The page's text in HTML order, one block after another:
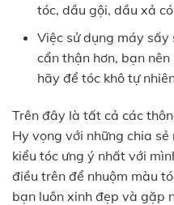
tóc, dầu gội, dầu xả
Việc sử dụng máy sấy
cẩn thận hơn, bạn
hãy để tóc khô tự
Trên đây là tất cả các
Hy vọng với những chia
kiểu tóc ưng ý nhất với
điều trên để nhuộm màu
bạn luôn xinh đẹp và gặp